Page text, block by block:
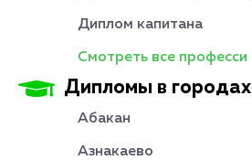
Диплом капитана
Смотреть все професси
Дипломы в городах
Абакан
Азнакаево